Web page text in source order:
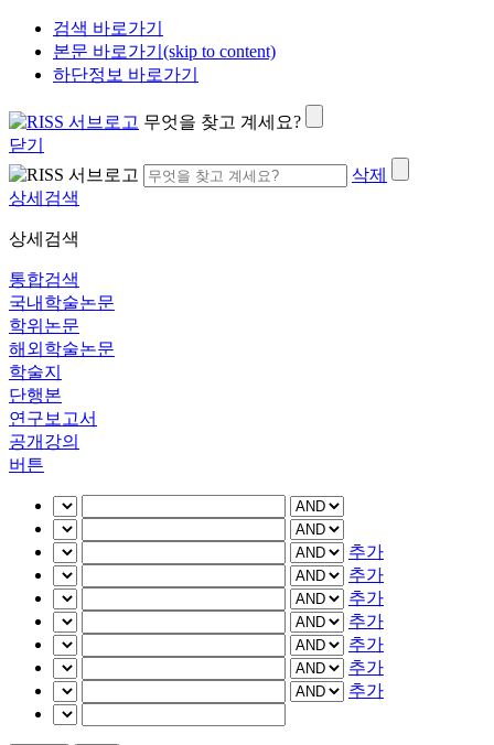
검색 바로가기
본문 바로가기(skip to content)
하단정보 바로가기
무엇을 찾고 계세요?
닫기
삭제
상세검색
상세검색
통합검색
국내학술논문
학위논문
해외학술논문
학술지
단행본
연구보고서
공개강의
버튼
추가
추가
추가
추가
추가
추가
추가